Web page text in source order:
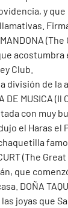
y
(The
acostumbra
Club.
división de la
MUSICA (Il
con muy
el Haras el
(The
que
DOÑA
las joyas que